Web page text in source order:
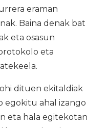
eraman
Baina denak bat
eta osasun
eta
dituen ekitaldiak
egokitu ahal izango
eta hala egitekotan